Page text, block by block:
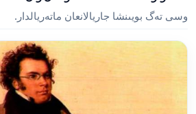
وسى تەگ بويىنشا جاريالانعان ماتەريالدار.